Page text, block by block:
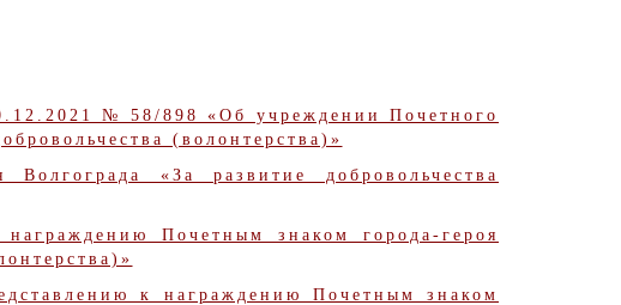
№ 58/898 «Об учреждении Почетного
(волонтерства)»
«За развитие добровольчества
Почетным знаком города-героя
к награждению Почетным знаком